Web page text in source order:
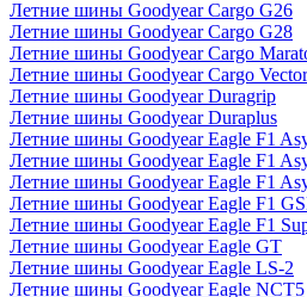
Летние шины Goodyear Cargo G26
Летние шины Goodyear Cargo G28
Летние шины Goodyear Cargo
Летние шины Goodyear Cargo
Летние шины Goodyear Duragrip
Летние шины Goodyear Duraplus
Летние шины Goodyear Eagle F1
Летние шины Goodyear Eagle F1
Летние шины Goodyear Eagle F1
Летние шины Goodyear Eagle F1
Летние шины Goodyear Eagle F1
Летние шины Goodyear Eagle GT
Летние шины Goodyear Eagle LS-2
Летние шины Goodyear Eagle NCT5